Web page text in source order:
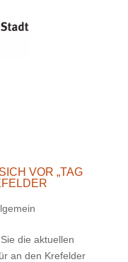
VOR „TAG
die aktuellen
an den Krefelder